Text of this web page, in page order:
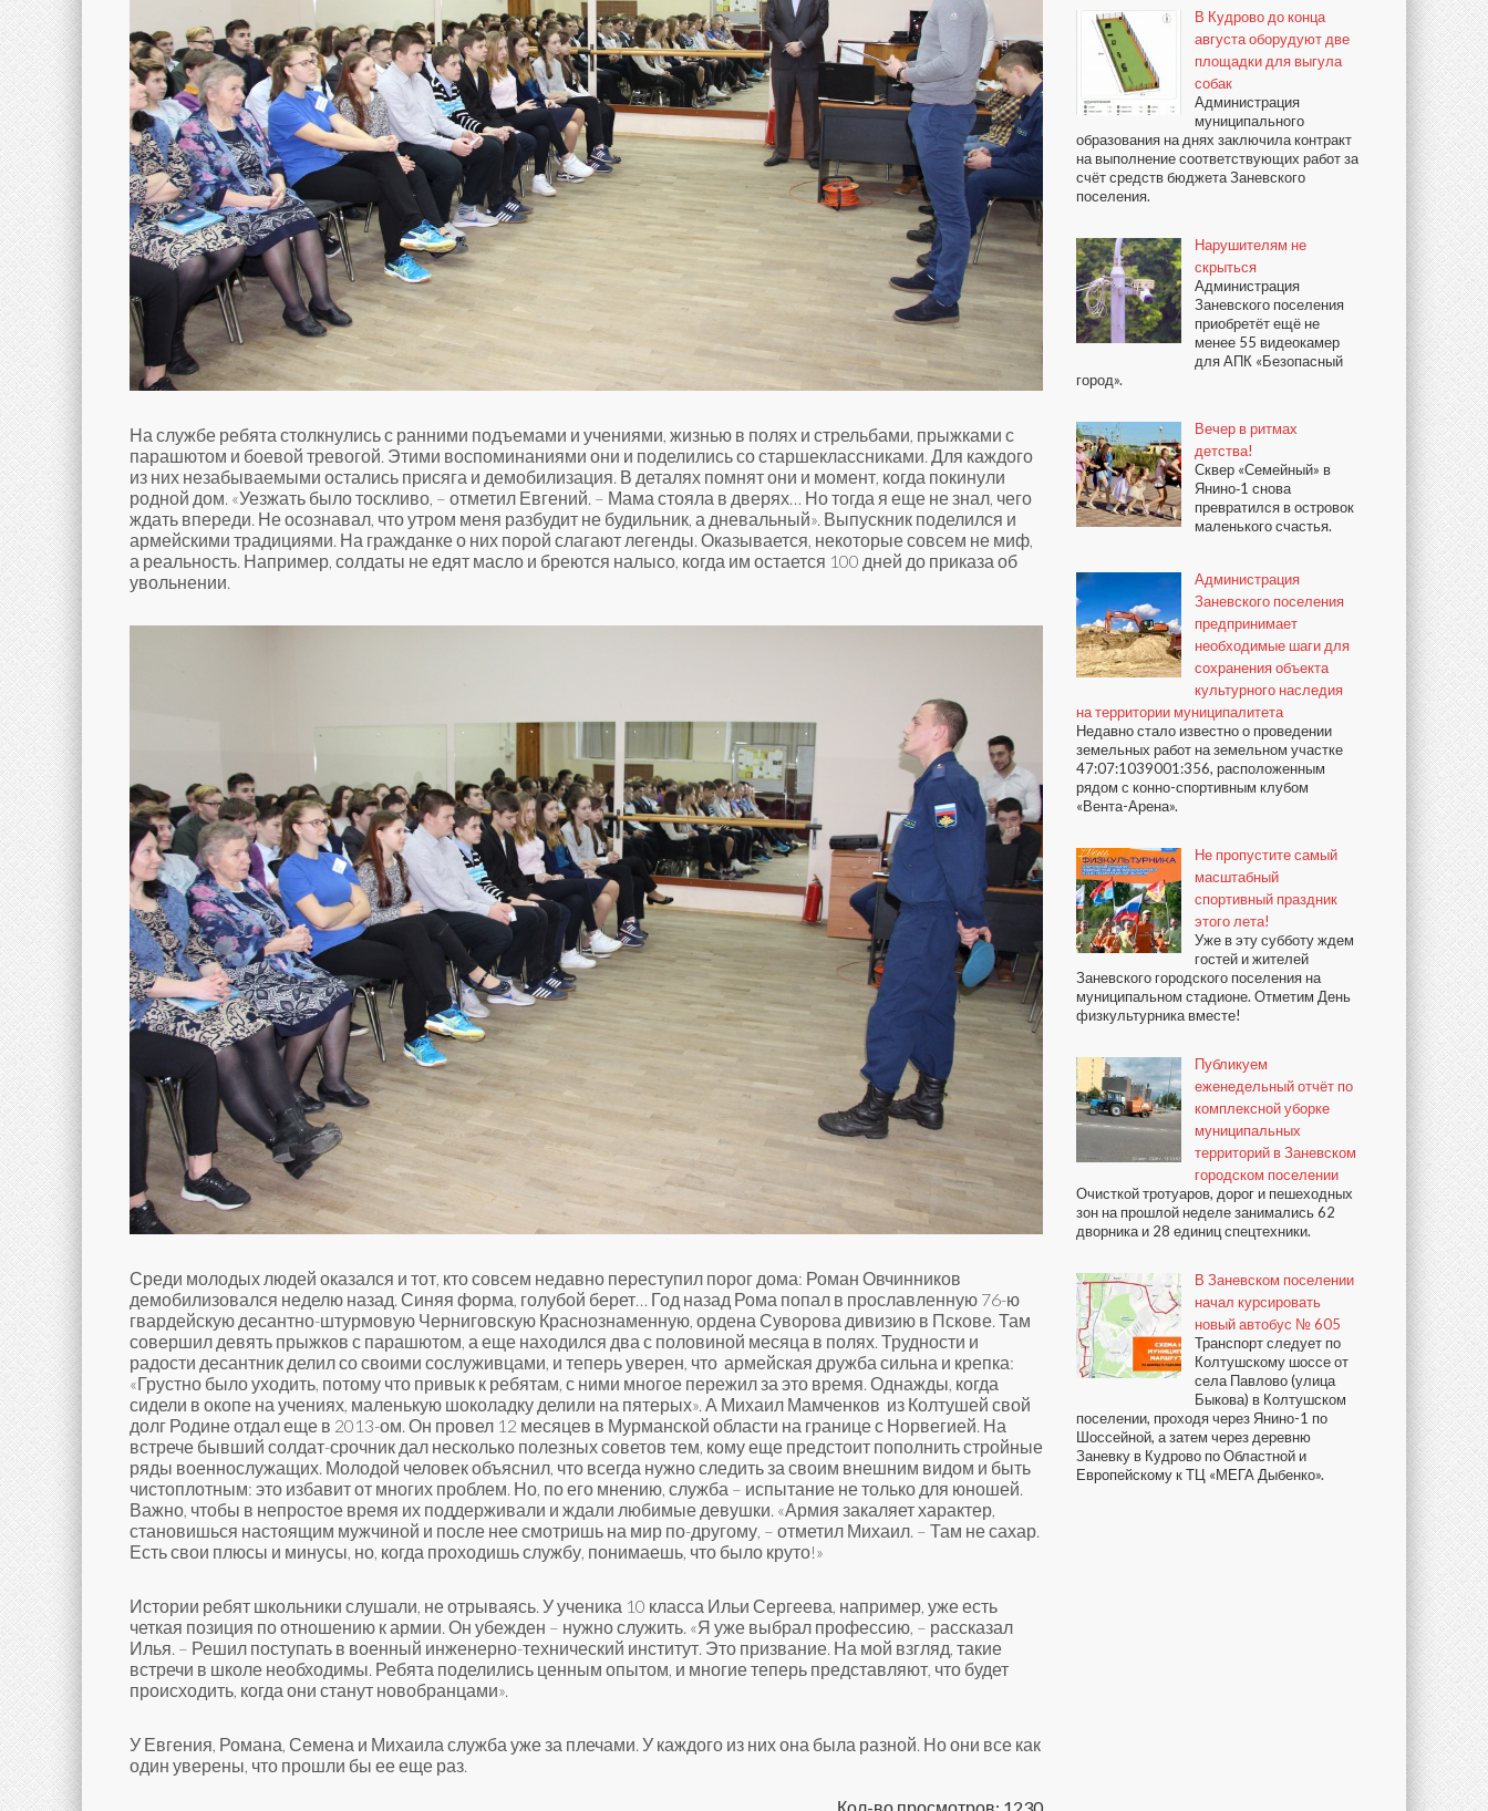
На службе ребята столкнулись с ранними подъемами и учениями, жизнью в полях и стрельбами, прыжками с
парашютом и боевой тревогой. Этими воспоминаниями они и поделились со старшеклассниками. Для каждого
из них незабываемыми остались присяга и демобилизация. В деталях помнят они и момент, когда покинули
родной дом. «Уезжать было тоскливо, – отметил Евгений. – Мама стояла в дверях… Но тогда я еще не знал, чего
ждать впереди. Не осознавал, что утром меня разбудит не будильник, а дневальный». Выпускник поделился и
армейскими традициями. На гражданке о них порой слагают легенды. Оказывается, некоторые совсем не миф,
а реальность. Например, солдаты не едят масло и бреются налысо, когда им остается 100 дней до приказа об
увольнении.
Среди молодых людей оказался и тот, кто совсем недавно переступил порог дома: Роман Овчинников
демобилизовался неделю назад. Синяя форма, голубой берет… Год назад Рома попал в прославленную 76-ю
гвардейскую десантно-штурмовую Черниговскую Краснознаменную, ордена Суворова дивизию в Пскове. Там
совершил девять прыжков с парашютом, а еще находился два с половиной месяца в полях. Трудности и
радости десантник делил со своими сослуживцами, и теперь уверен, что армейская дружба сильна и крепка:
«Грустно было уходить, потому что привык к ребятам, с ними многое пережил за это время. Однажды, когда
сидели в окопе на учениях, маленькую шоколадку делили на пятерых». А Михаил Мамченков из Колтушей свой
долг Родине отдал еще в 2013-ом. Он провел 12 месяцев в Мурманской области на границе с Норвегией. На
встрече бывший солдат-срочник дал несколько полезных советов тем, кому еще предстоит пополнить стройные
ряды военнослужащих. Молодой человек объяснил, что всегда нужно следить за своим внешним видом и быть
чистоплотным: это избавит от многих проблем. Но, по его мнению, служба – испытание не только для юношей.
Важно, чтобы в непростое время их поддерживали и ждали любимые девушки. «Армия закаляет характер,
становишься настоящим мужчиной и после нее смотришь на мир по-другому, – отметил Михаил. – Там не сахар.
Есть свои плюсы и минусы, но, когда проходишь службу, понимаешь, что было круто!»
Истории ребят школьники слушали, не отрываясь. У ученика 10 класса Ильи Сергеева, например, уже есть
четкая позиция по отношению к армии. Он убежден – нужно служить. «Я уже выбрал профессию, – рассказал
Илья. – Решил поступать в военный инженерно-технический институт. Это призвание. На мой взгляд, такие
встречи в школе необходимы. Ребята поделились ценным опытом, и многие теперь представляют, что будет
происходить, когда они станут новобранцами».
У Евгения, Романа, Семена и Михаила служба уже за плечами. У каждого из них она была разной. Но они все как
один уверены, что прошли бы ее еще раз.
В Кудрово до конца
августа оборудуют две
площадки для выгула
собак
Администрация
муниципального
образования на днях заключила контракт
на выполнение соответствующих работ за
счёт средств бюджета Заневского
поселения.
Нарушителям не
скрыться
Администрация
Заневского поселения
приобретёт ещё не
менее 55 видеокамер
для АПК «Безопасный
город».
Вечер в ритмах
детства!
Сквер «Семейный» в
Янино‑1 снова
превратился в островок
маленького счастья.
Администрация
Заневского поселения
предпринимает
необходимые шаги для
сохранения объекта
культурного наследия
на территории муниципалитета
Недавно стало известно о проведении
земельных работ на земельном участке
47:07:1039001:356, расположенным
рядом с конно-спортивным клубом
«Вента-Арена».
Не пропустите самый
масштабный
спортивный праздник
этого лета!
Уже в эту субботу ждем
гостей и жителей
Заневского городского поселения на
муниципальном стадионе. Отметим День
физкультурника вместе!
Публикуем
еженедельный отчёт по
комплексной уборке
муниципальных
территорий в Заневском
городском поселении
Очисткой тротуаров, дорог и пешеходных
зон на прошлой неделе занимались 62
дворника и 28 единиц спецтехники.
В Заневском поселении
начал курсировать
новый автобус № 605
Транспорт следует по
Колтушскому шоссе от
села Павлово (улица
Быкова) в Колтушском
поселении, проходя через Янино-1 по
Шоссейной, а затем через деревню
Заневку в Кудрово по Областной и
Европейскому к ТЦ «МЕГА Дыбенко».